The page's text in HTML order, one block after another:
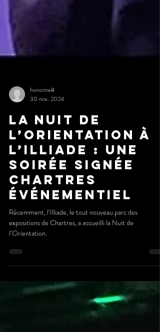
30 nov. 2024
La Nuit de
l’Orientation à
l’Illiade : Une
soirée signée
Chartres
Événementiel
expositions de Chartres, a accueilli la Nuit de
l’Orientation.